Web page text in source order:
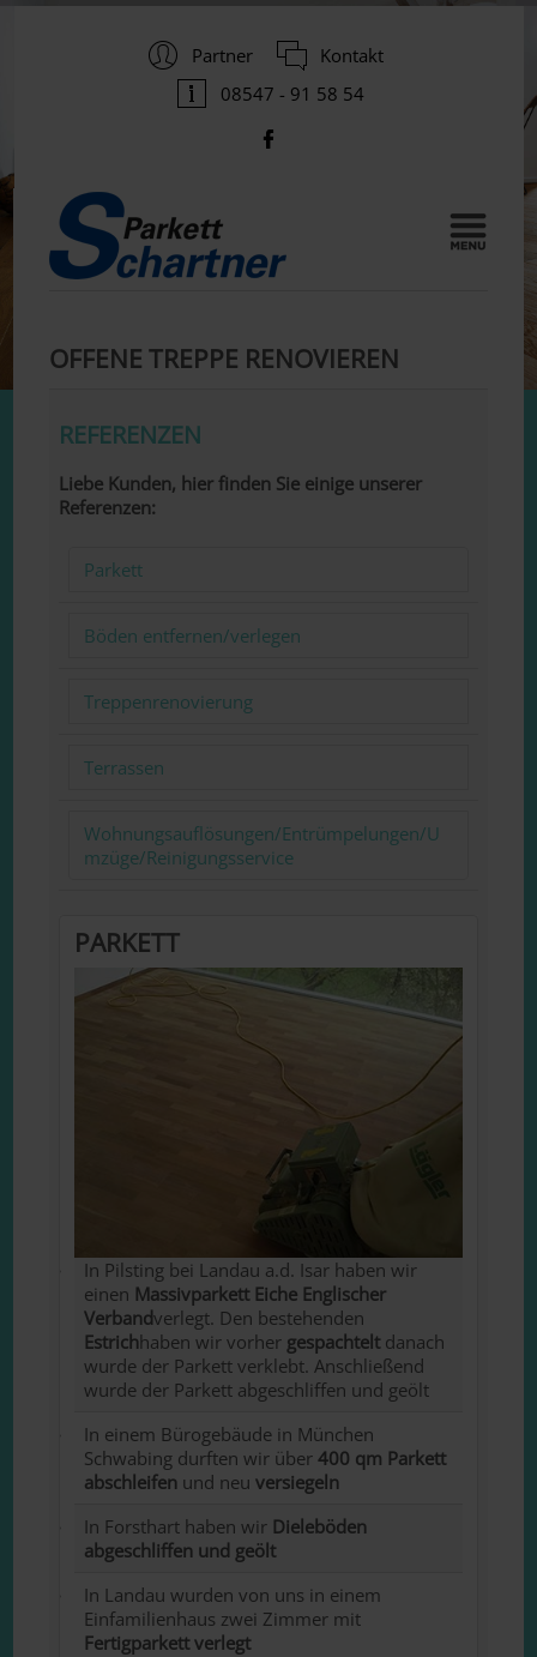
Partner
Kontakt
08547 - 91 58 54
OFFENE TREPPE RENOVIEREN
REFERENZEN
Liebe Kunden, hier finden Sie einige unserer
Referenzen:
Parkett
Böden entfernen/verlegen
Treppenrenovierung
Terrassen
Wohnungsauflösungen/Entrümpelungen/U
mzüge/Reinigungsservice
PARKETT
In Pilsting bei Landau a.d. Isar haben wir
einen Massivparkett Eiche Englischer
Verbandverlegt. Den bestehenden
Estrichhaben wir vorher gespachtelt danach
wurde der Parkett verklebt. Anschließend
wurde der Parkett abgeschliffen und geölt
In einem Bürogebäude in München
Schwabing durften wir über400 qm Parkett
abschleifen und neuversiegeln
In Forsthart haben wir Dieleböden
abgeschliffen und geölt
In Landau wurden von uns in einem
Einfamilienhaus zwei Zimmer mit
Fertigparkett verlegt